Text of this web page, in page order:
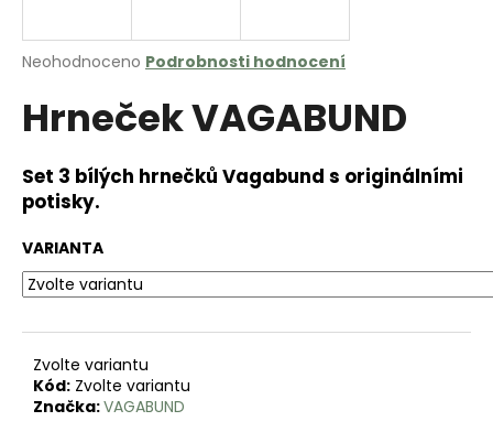
Průměrné
produktu
je
z
5
hvězdiček.
Neohodnoceno Podrobnosti hodnocení
Hrneček VAGABUND
Set 3 bílých hrnečků Vagabund s originálními
potisky.
VARIANTA
Zvolte variantu
Kód: Zvolte variantu
Značka:VAGABUND
j
t
?
D
o
p